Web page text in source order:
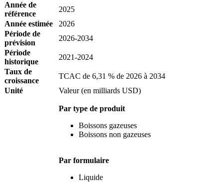
Année de
référence
2025
Année estimée
2026
Période de
prévision
2026-2034
Période
historique
2021-2024
Taux de
croissance
TCAC de 6,31 % de 2026 à 2034
Unité
Valeur (en milliards USD)
Par type de produit
Boissons gazeuses
Boissons non gazeuses
Par formulaire
Liquide